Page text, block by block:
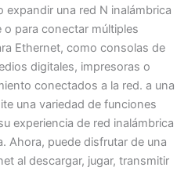
expandir una red N inalámbrica
o para conectar múltiples
Ethernet, como consolas de
digitales, impresoras o
conectados a la red. a una
una variedad de funciones
experiencia de red inalámbrica
Ahora, puede disfrutar de una
al descargar, jugar, transmitir